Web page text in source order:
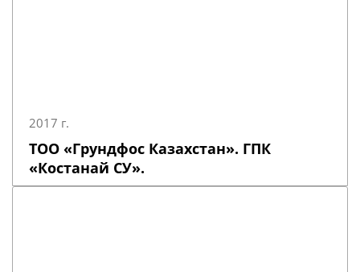
2017 г.
ТОО «Грундфос Казахстан». ГПК
«Костанай СУ».